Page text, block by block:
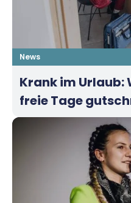
News
Krank im Urlaub:
freie Tage